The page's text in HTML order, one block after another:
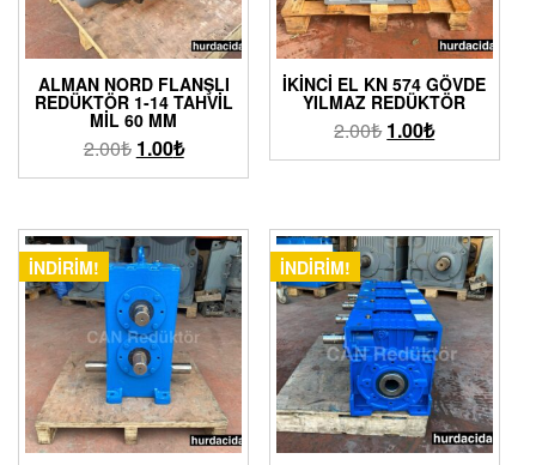
ALMAN NORD FLANŞLI
REDÜKTÖR 1-14 TAHVIL
MIL 60 MM
2.00₺ 1.00₺
İKINCI EL KN 574 GÖVDE
YILMAZ REDÜKTÖR
2.00₺ 1.00₺
İNDIRIM! İNDIRIM!